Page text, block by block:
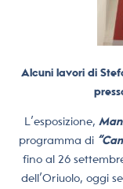
Alcuni lavori di
L’esposizione,
programma di
fino al 26
dell’Oriuolo, oggi